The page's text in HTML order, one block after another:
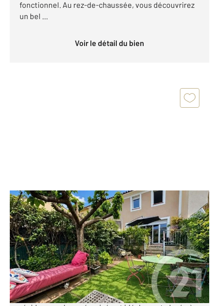
fonctionnel. Au rez-de-chaussée, vous découvrirez
un bel ...
Voir le détail du bien
COGOLIN 83
66,12 m2, 3 pièces
Ref : 1371
Maison à vendre
285 000 €
Votre agence Century 21 Cogolin vous propose à la
vente cette charmante maison située au sein d'une